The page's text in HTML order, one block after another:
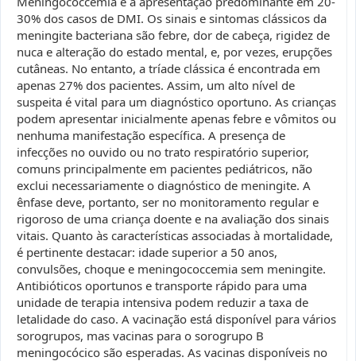
30% dos casos de DMI. Os sinais e sintomas clássicos da
meningite bacteriana são febre, dor de cabeça, rigidez de
nuca e alteração do estado mental, e, por vezes, erupções
cutâneas. No entanto, a tríade clássica é encontrada em
apenas 27% dos pacientes. Assim, um alto nível de
suspeita é vital para um diagnóstico oportuno. As crianças
podem apresentar inicialmente apenas febre e vômitos ou
nenhuma manifestação específica. A presença de
infecções no ouvido ou no trato respiratório superior,
comuns principalmente em pacientes pediátricos, não
exclui necessariamente o diagnóstico de meningite. A
ênfase deve, portanto, ser no monitoramento regular e
rigoroso de uma criança doente e na avaliação dos sinais
vitais. Quanto às características associadas à mortalidade,
é pertinente destacar: idade superior a 50 anos,
convulsões, choque e meningococcemia sem meningite.
Antibióticos oportunos e transporte rápido para uma
unidade de terapia intensiva podem reduzir a taxa de
letalidade do caso. A vacinação está disponível para vários
sorogrupos, mas vacinas para o sorogrupo B
meningocócico são esperadas. As vacinas disponíveis no